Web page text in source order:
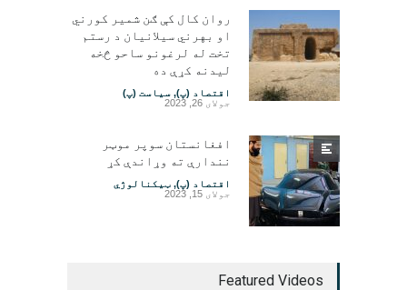
روان کال کې ګن شمیر کورني
او بهرني سیلانیان د رستم
تخت له لرغونو ساحو څخه
لیدنه کړې ده
اقتصاد (پ), سیاست (پ)
جولای 26, 2023
افغانستان سوپر موټر
نندارې ته وړاندې کړ
اقتصاد (پ), ټیکنالوژي
جولای 15, 2023
Featured Videos